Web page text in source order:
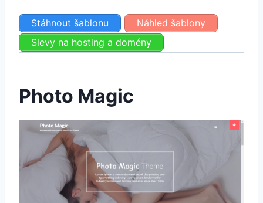
Stáhnout šablonu
Náhled šablony
Slevy na hosting a domény
Photo Magic